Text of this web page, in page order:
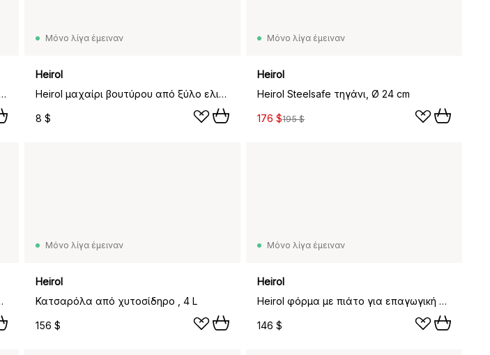
Heirol σετ σαλατάκια ελιάς 2 τεμάχια, 30 εκ.
Μόνο λίγα έμειναν
Heirol
Heirol μαχαίρι βουτύρου από ξύλο ελιάς, 17,5 εκ.
8 $
Μόνο λίγα έμειναν
Heirol
Heirol Steelsafe τηγάνι, Ø 24 cm
176 $195 $
Ø 28 cm
Μόνο λίγα έμειναν
Heirol
Κατσαρόλα από χυτοσίδηρο , 4 L
156 $
Μόνο λίγα έμειναν
Heirol
Heirol φόρμα με πιάτο για επαγωγική εστία και καπάκι, 22x33 cm
146 $